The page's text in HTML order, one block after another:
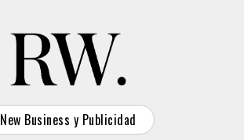
New Business y Publicidad